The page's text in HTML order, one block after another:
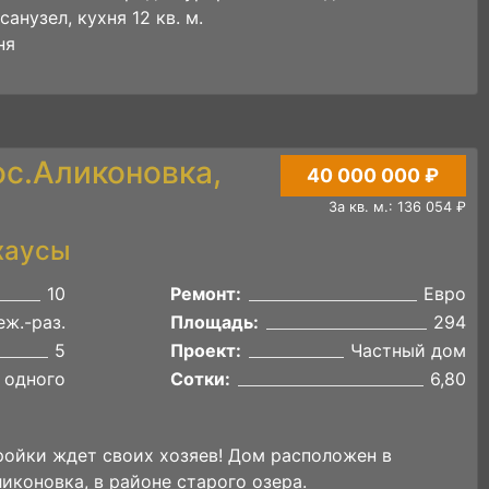
кухня 12 кв. м.
40 000 000 ₽
За кв. м.: 136 054 ₽
10
раз.
5
Ремонт:
Евро
Площадь:
294
Проект:
Частный дом
Сотки:
6,80
ждет своих хозяев! Дом расположен в
в районе старого озера.